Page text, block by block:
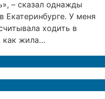
– сказал однажды
Екатеринбурге. У меня
ходить в
как жила…